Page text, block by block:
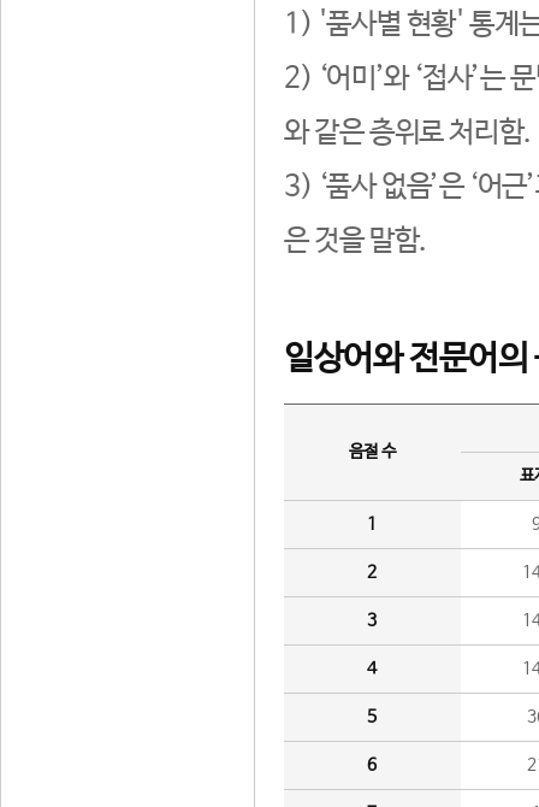
1) '품사별 현황' 통계
2) ‘어미’와 ‘접사’는
와 같은 층위로 처리함.
3) ‘품사 없음’은 ‘어
은 것을 말함.
일상어와 전문어의
음절 수
표
1
2
3
4
5
6